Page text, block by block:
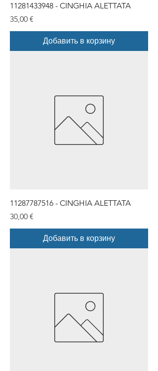
11281433948 - CINGHIA ALETTATA
Цена
35,00 €
Добавить в корзину
11287787516 - CINGHIA ALETTATA
Цена
30,00 €
Добавить в корзину